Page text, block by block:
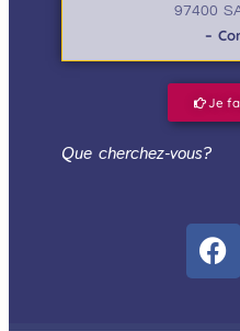
97400
–
Je
Que cherchez-vous?